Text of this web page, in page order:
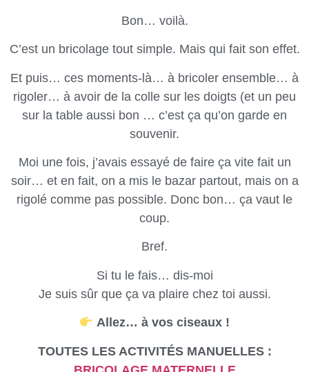
Bon… voilà.
C’est un bricolage tout simple. Mais qui fait son effet.
Et puis… ces moments-là… à bricoler ensemble… à
rigoler… à avoir de la colle sur les doigts (et un peu
sur la table aussi bon … c’est ça qu’on garde en
souvenir.
Moi une fois, j’avais essayé de faire ça vite fait un
soir… et en fait, on a mis le bazar partout, mais on a
rigolé comme pas possible. Donc bon… ça vaut le
coup.
Bref.
Si tu le fais… dis-moi
Je suis sûr que ça va plaire chez toi aussi.
Allez… à vos ciseaux !
TOUTES LES ACTIVITÉS MANUELLES :